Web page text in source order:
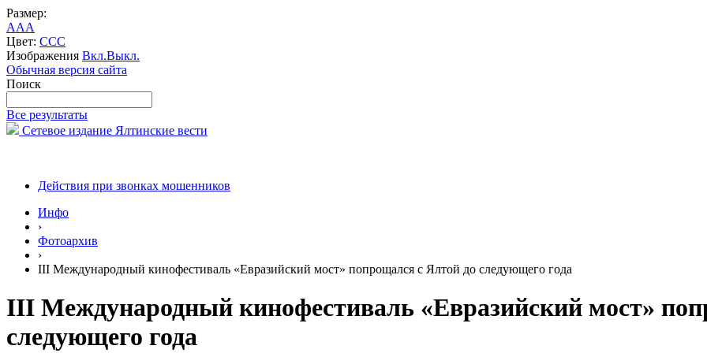
Размер:
AAA
Цвет: CCC
Изображения Вкл.Выкл.
Обычная версия сайта
Поиск
Все результаты
Сетевое издание Ялтинские вести
Действия при звонках мошенников
Инфо
›
Фотоархив
›
III Международный кинофестиваль «Евразийский мост» попрощался с Ялтой до следующего года
III Международный кинофестиваль «Евразийский мост»
следующего года